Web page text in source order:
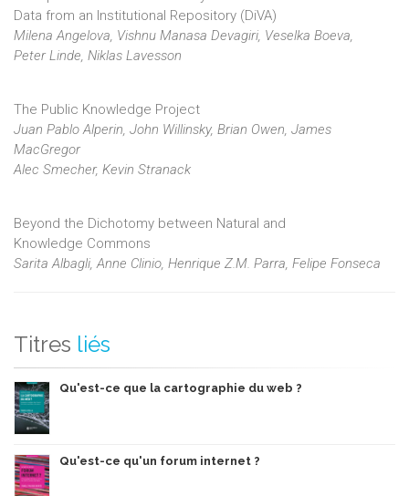
Data from an Institutional Repository (DiVA)
Milena Angelova, Vishnu Manasa Devagiri, Veselka Boeva,
Peter Linde, Niklas Lavesson
The Public Knowledge Project
Juan Pablo Alperin, John Willinsky, Brian Owen, James
MacGregor
Alec Smecher, Kevin Stranack
Beyond the Dichotomy between Natural and
Knowledge Commons
Sarita Albagli, Anne Clinio, Henrique Z.M. Parra, Felipe Fonseca
Titres liés
Qu'est-ce que la cartographie du web ?
Qu'est-ce qu'un forum internet ?